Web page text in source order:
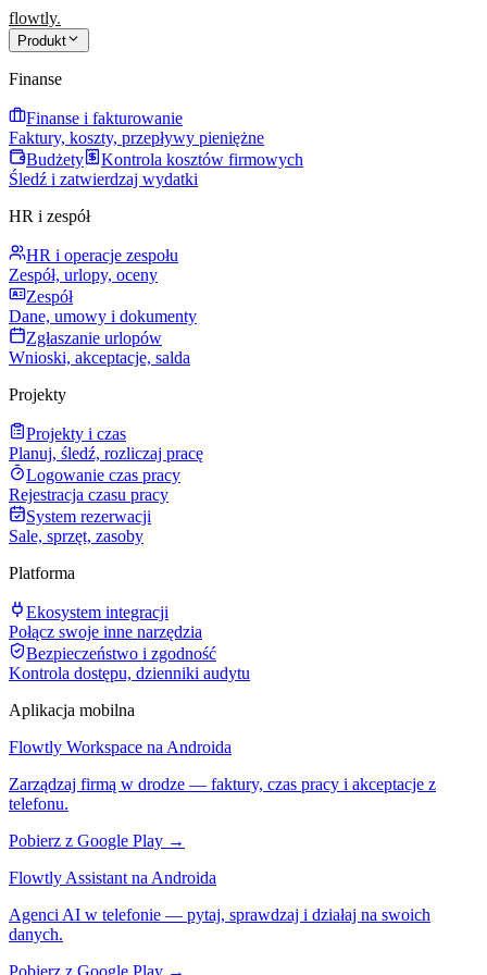
flowtly.
Produkt
Finanse
Finanse i fakturowanie
Faktury, koszty, przepływy pieniężne
Budżety
Kontrola kosztów firmowych
Śledź i zatwierdzaj wydatki
HR i zespół
HR i operacje zespołu
Zespół, urlopy, oceny
Zespół
Dane, umowy i dokumenty
Zgłaszanie urlopów
Wnioski, akceptacje, salda
Projekty
Projekty i czas
Planuj, śledź, rozliczaj pracę
Logowanie czas pracy
Rejestracja czasu pracy
System rezerwacji
Sale, sprzęt, zasoby
Platforma
Ekosystem integracji
Połącz swoje inne narzędzia
Bezpieczeństwo i zgodność
Kontrola dostępu, dzienniki audytu
Aplikacja mobilna
Flowtly Workspace na Androida
Zarządzaj firmą w drodze — faktury, czas pracy i akceptacje z
telefonu.
Pobierz z Google Play →
Flowtly Assistant na Androida
Agenci AI w telefonie — pytaj, sprawdzaj i działaj na swoich
danych.